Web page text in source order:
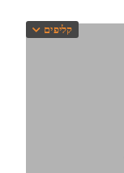
קליפים